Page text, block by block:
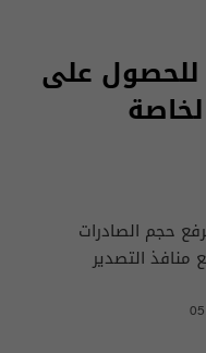
للحصول على
حجم الصادرات
منافذ التصدير